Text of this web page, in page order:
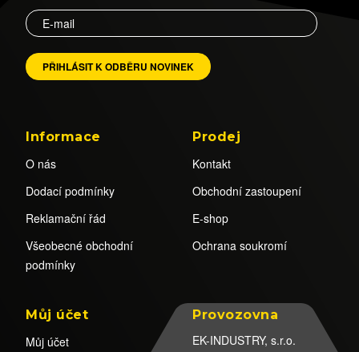
Informace
O nás
Dodací podmínky
Reklamační řád
Všeobecné obchodní
podmínky
Prodej
Kontakt
Obchodní zastoupení
E-shop
Ochrana soukromí
Můj účet
Můj účet
Provozovna
EK-INDUSTRY, s.r.o.